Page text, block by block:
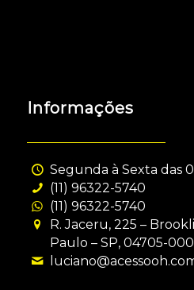
Informações
Segunda à Sexta das
(11) 96322-5740
(11) 96322-5740
R. Jaceru, 225 –
Paulo – SP, 04705-000